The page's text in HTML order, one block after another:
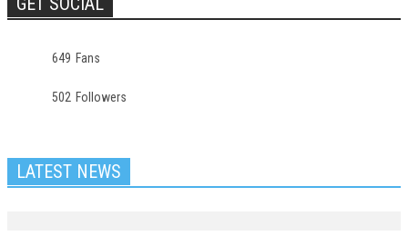
649 Fans
502 Followers
LATEST NEWS